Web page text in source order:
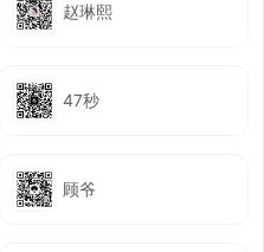
赵琳熙
47秒
顾爷